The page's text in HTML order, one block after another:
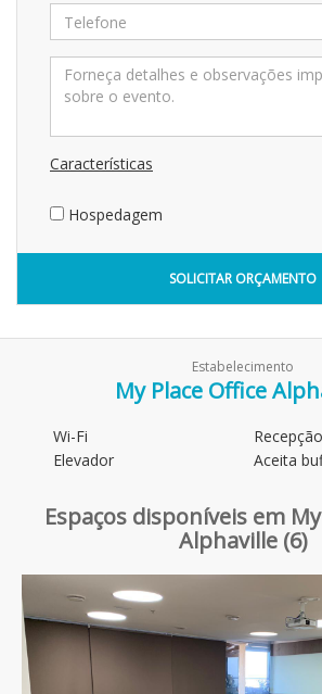
Características
Hospedagem
SOLICITAR ORÇAMENTO
Estabelecimento
My Place Office
Wi-Fi
Elevador
Aceita
Espaços disponíveis em
Alphaville (6)
Previous